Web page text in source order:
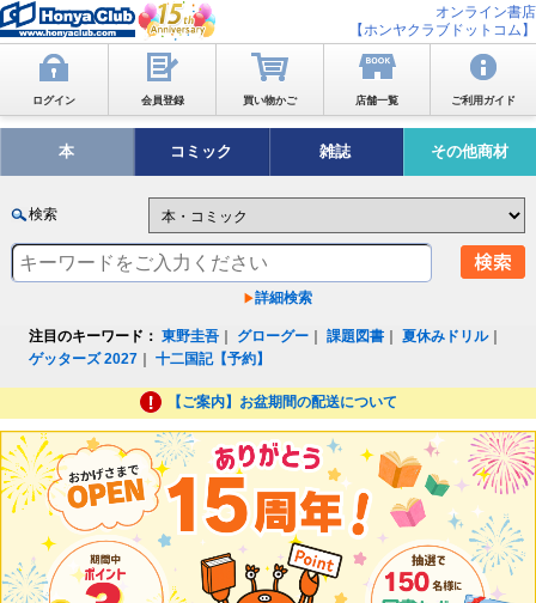
オンライン書店
【ホンヤクラブドットコム】
ログイン 会員登録 買い物かご 店舗一覧 ご利用ガイド
本 コミック 雑誌 その他商材
検索
詳細検索
注目のキーワード： 東野圭吾 グローグー ｜課題図書 ｜夏休みドリル｜
ゲッターズ 2027 ｜十二国記【予約】
【ご案内】お盆期間の配送について